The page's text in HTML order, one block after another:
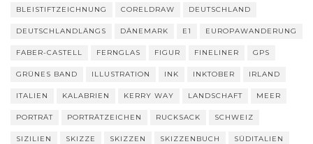
BLEISTIFTZEICHNUNG CORELDRAW DEUTSCHLAND
DEUTSCHLANDLÄNGS DÄNEMARK E1 EUROPAWANDERUNG
FABER-CASTELL FERNGLAS FIGUR FINELINER GPS
GRÜNES BAND ILLUSTRATION INK INKTOBER IRLAND
ITALIEN KALABRIEN KERRY WAY LANDSCHAFT MEER
PORTRÄT PORTRÄTZEICHEN RUCKSACK SCHWEIZ
SIZILIEN SKIZZE SKIZZEN SKIZZENBUCH SÜDITALIEN